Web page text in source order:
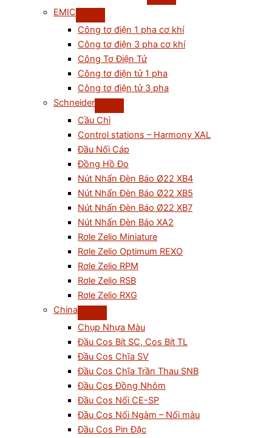
EMIC
Công tơ điện 1 pha cơ khí
Công tơ điện 3 pha cơ khí
Công Tơ Điện Tử
Công tơ điện tử 1 pha
Công tơ điện tử 3 pha
Schneider
Cầu Chì
Control stations – Harmony XAL
Đầu Nối Cáp
Đồng Hồ Đo
Nút Nhấn Đèn Báo Ø22 XB4
Nút Nhấn Đèn Báo Ø22 XB5
Nút Nhấn Đèn Báo Ø22 XB7
Nút Nhấn Đèn Báo XA2
Rơle Zelio Miniature
Rơle Zelio Optimum REXO
Rơle Zelio RPM
Rơle Zelio RSB
Rơle Zelio RXG
China
Chụp Nhựa Màu
Đầu Cos Bít SC, Cos Bít TL
Đầu Cos Chĩa SV
Đầu Cos Chĩa Trần Thau SNB
Đầu Cos Đồng Nhôm
Đầu Cos Nối CE-SP
Đầu Cos Nối Ngàm – Nối màu
Đầu Cos Pin Đặc